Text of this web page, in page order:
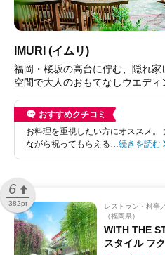
IMURI (イムリ)
福岡・桜坂の高台に佇む、隠れ
空間で大人のおもてなしウエディ
おすすめクチコミ
お料理を重視したい方にオススメ。
ながら祝ってもらえる… 続きを読む
6
382pt レストラン・料亭
（福岡県）
WITH THE
スタイル フク